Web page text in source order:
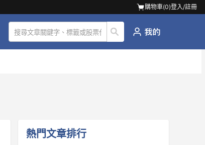
購物車(0)登入/註冊
熱門文章排行